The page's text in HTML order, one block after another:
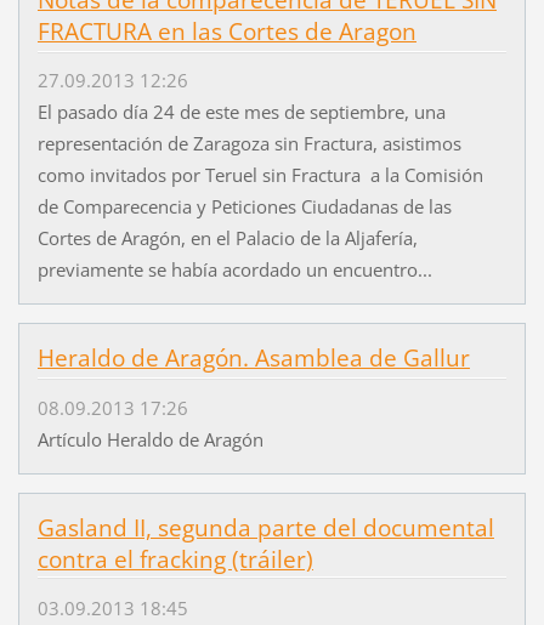
FRACTURA en las Cortes de Aragon
27.09.2013 12:26
El pasado día 24 de este mes de septiembre, una
representación de Zaragoza sin Fractura, asistimos
como invitados por Teruel sin Fractura a la Comisión
de Comparecencia y Peticiones Ciudadanas de las
Cortes de Aragón, en el Palacio de la Aljafería,
previamente se había acordado un encuentro...
Heraldo de Aragón. Asamblea de Gallur
08.09.2013 17:26
Artículo Heraldo de Aragón
Gasland II, segunda parte del documental
contra el fracking (tráiler)
03.09.2013 18:45